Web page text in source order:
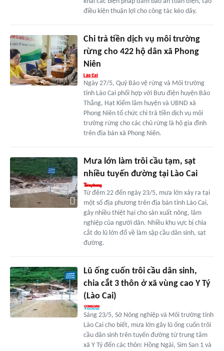
điều kiện thuận lợi cho công tác kéo dây.
Chi trả tiền dịch vụ môi trường
rừng cho 422 hộ dân xã Phong
Niên
Ngày 27/5, Quỹ Bảo vệ rừng và Môi trường
tỉnh Lào Cai phối hợp với Bưu điện huyện Bảo
Thắng, Hạt Kiểm lâm huyện và UBND xã
Phong Niên tổ chức chi trả tiền dịch vụ môi
trường rừng cho các chủ rừng là hộ gia đình
trên địa bàn xã Phong Niên.
Mưa lớn làm trôi cầu tạm, sạt
nhiều tuyến đường tại Lào Cai
Từ đêm 22 đến ngày 23/5, mưa lớn xảy ra tại
một số địa phương trên địa bàn tỉnh Lào Cai,
gây nhiều thiệt hại cho sản xuất nông, lâm
nghiệp của người dân. Nhiều khu vực bị chia
cắt do lũ lớn đổ về làm sập cầu dân sinh, sạt
đường.
Lũ ống cuốn trôi cầu dân sinh,
chia cắt 3 thôn ở xã vùng cao Y Tý
(Lào Cai)
Sáng 23/5, Sở Nông nghiệp và Môi trường tỉnh
Lào Cai cho biết, mưa lớn gây lũ ống cuốn trôi
cầu dân sinh trên tuyến đường từ trung tâm
xã Y Tý đến các thôn: Hồng Ngài, Sim San 1 và